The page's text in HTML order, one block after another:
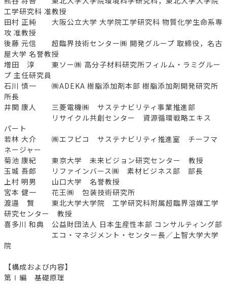
工学研究科 准教授
田村 正純 大阪公立大学 大学院工学研究科 物質化学生命系専
攻 准教授
後藤 元信 超臨界技術センター㈱ 開発グループ 取締役，名古
屋大学 名誉教授
増田 淳 東ソー㈱ 高分子材料研究所フィルム・ラミグルー
プ 主任研究員
石川 慎一 ㈱ADEKA 樹脂添加剤本部 樹脂添加剤開発研究所
所長
井関 康人 三菱電機㈱ サステナビリティ事業推進部
リサイクル共創センター 資源循環戦略エキス
パート
若林 大介 ㈱エフピコ サステナビリティ推進室 チーフマ
ネージャー
菊池 康紀 東京大学 未来ビジョン研究センター 教授
玉城 吾郎 リファインバース㈱ 素材ビジネス部 部長
上村 明男 山口大学 名誉教授
宮本 健一 花王㈱ 包装技術研究所
渡邉 賢 東北大学大学院 工学研究科附属超臨界溶媒工学
研究センター 教授
喜多川 和典 公益財団法人 日本生産性本部 コンサルティング部
エコ・マネジメント・センター長／上智大学大学
院
【構成および内容】
第Ⅰ編 基礎原理